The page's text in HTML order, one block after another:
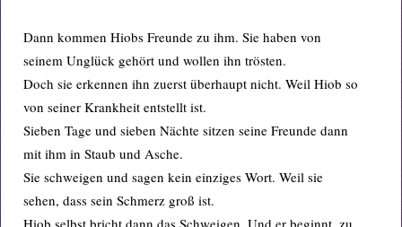
Dann kommen Hiobs Freunde zu ihm. Sie haben von
seinem Unglück gehört und wollen ihn trösten.
Doch sie erkennen ihn zuerst überhaupt nicht. Weil Hiob so
von seiner Krankheit entstellt ist.
Sieben Tage und sieben Nächte sitzen seine Freunde dann
mit ihm in Staub und Asche.
Sie schweigen und sagen kein einziges Wort. Weil sie
sehen, dass sein Schmerz groß ist.
Hiob selbst bricht dann das Schweigen. Und er beginnt, zu